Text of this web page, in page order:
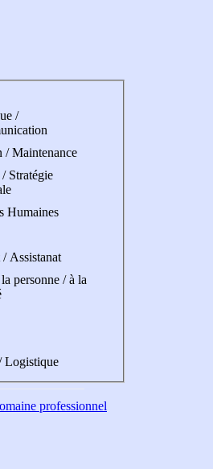
/
/ Maintenance
Stratégie
Humaines
/ Assistanat
personne / à la
Logistique
professionnel